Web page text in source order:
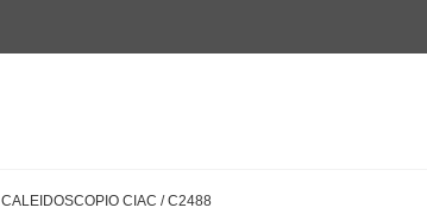
CALEIDOSCOPIO CIAC / C2488